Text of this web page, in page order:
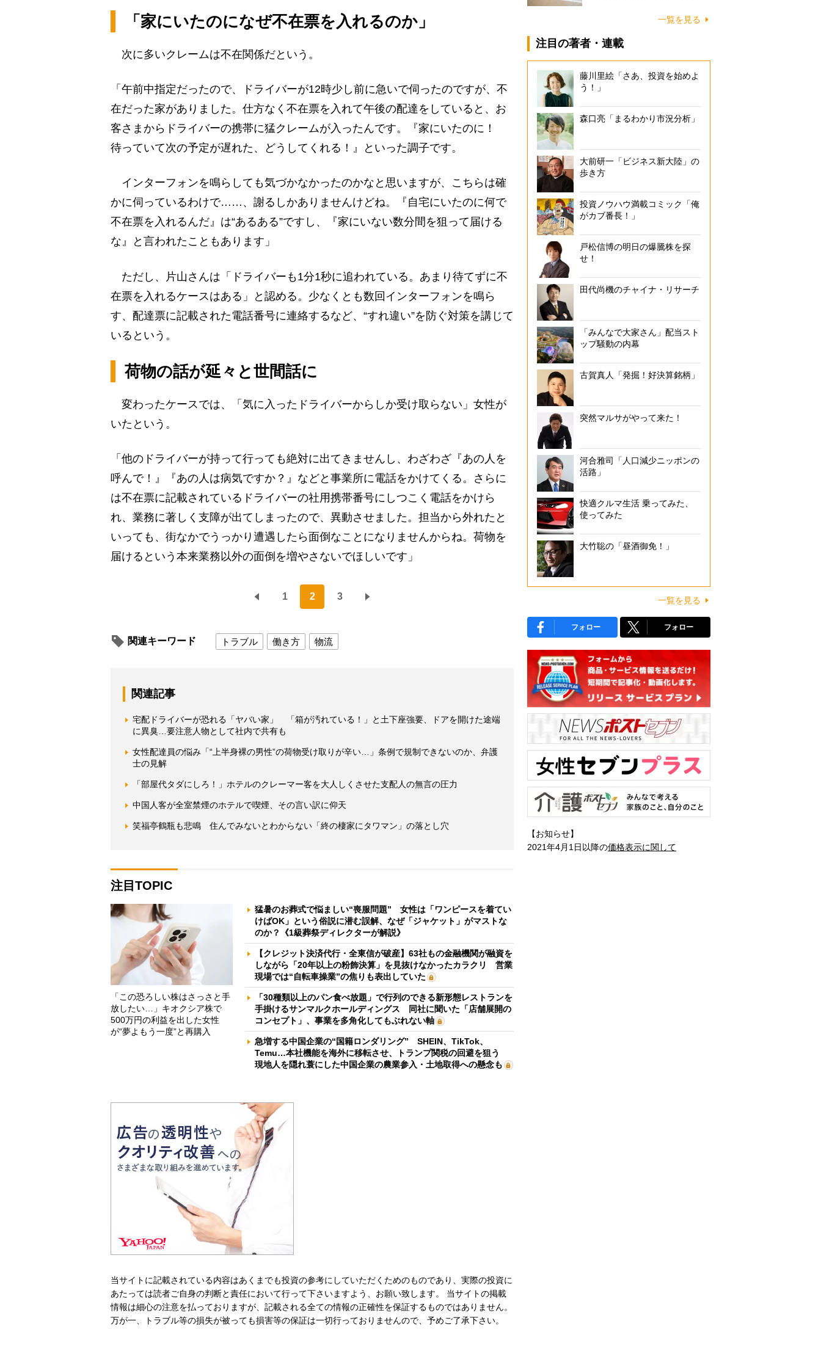
「家にいたのになぜ不在票を入れるのか」
次に多いクレームは不在関係だという。
「午前中指定だったので、ドライバーが12時少し前に急いで伺ったのですが、不
在だった家がありました。仕方なく不在票を入れて午後の配達をしていると、お
客さまからドライバーの携帯に猛クレームが入ったんです。『家にいたのに！
待っていて次の予定が遅れた、どうしてくれる！』といった調子です。
インターフォンを鳴らしても気づかなかったのかなと思いますが、こちらは確
かに伺っているわけで……、謝るしかありませんけどね。『自宅にいたのに何で
不在票を入れるんだ』は“あるある”ですし、『家にいない数分間を狙って届ける
な』と言われたこともあります」
ただし、片山さんは「ドライバーも1分1秒に追われている。あまり待てずに不
在票を入れるケースはある」と認める。少なくとも数回インターフォンを鳴ら
す、配達票に記載された電話番号に連絡するなど、“すれ違い”を防ぐ対策を講じて
いるという。
荷物の話が延々と世間話に
変わったケースでは、「気に入ったドライバーからしか受け取らない」女性が
いたという。
「他のドライバーが持って行っても絶対に出てきませんし、わざわざ『あの人を
呼んで！』『あの人は病気ですか？』などと事業所に電話をかけてくる。さらに
は不在票に記載されているドライバーの社用携帯番号にしつこく電話をかけら
れ、業務に著しく支障が出てしまったので、異動させました。担当から外れたと
いっても、街なかでうっかり遭遇したら面倒なことになりませんからね。荷物を
届けるという本来業務以外の面倒を増やさないでほしいです」
1 2 3
関連キーワード トラブル 働き方 物流
関連記事
宅配ドライバーが恐れる「ヤバい家」 「箱が汚れている！」と土下座強要、ドアを開けた途端
に異臭…要注意人物として社内で共有も
女性配達員の悩み「“上半身裸の男性”の荷物受け取りが辛い…」条例で規制できないのか、弁護
士の見解
「部屋代タダにしろ！」ホテルのクレーマー客を大人しくさせた支配人の無言の圧力
中国人客が全室禁煙のホテルで喫煙、その言い訳に仰天
笑福亭鶴瓶も悲鳴 住んでみないとわからない「終の棲家にタワマン」の落とし穴
注目TOPIC
「この恐ろしい株はさっさと手
放したい…」キオクシア株で
500万円の利益を出した女性
が“夢よもう一度”と再購入
猛暑のお葬式で悩ましい“喪服問題” 女性は「ワンピースを着てい
けばOK」という俗説に潜む誤解、なぜ「ジャケット」がマストな
のか？《1級葬祭ディレクターが解説》
【クレジット決済代行・全東信が破産】63社もの金融機関が融資を
しながら「20年以上の粉飾決算」を見抜けなかったカラクリ 営業
現場では“自転車操業”の焦りも表出していた
「30種類以上のパン食べ放題」で行列のできる新形態レストランを
手掛けるサンマルクホールディングス 同社に聞いた「店舗展開の
コンセプト」、事業を多角化してもぶれない軸
急増する中国企業の“国籍ロンダリング” SHEIN、TikTok、
Temu…本社機能を海外に移転させ、トランプ関税の回避を狙う
現地人を隠れ蓑にした中国企業の農業参入・土地取得への懸念も
当サイトに記載されている内容はあくまでも投資の参考にしていただくためのものであり、実際の投資に
あたっては読者ご自身の判断と責任において行って下さいますよう、お願い致します。 当サイトの掲載
情報は細心の注意を払っておりますが、記載される全ての情報の正確性を保証するものではありません。
万が一、トラブル等の損失が被っても損害等の保証は一切行っておりませんので、予めご了承下さい。
一覧を見る
注目の著者・連載
藤川里絵「さあ、投資を始めよ
う！」
森口亮「まるわかり市況分析」
大前研一「ビジネス新大陸」の
歩き方
投資ノウハウ満載コミック「俺
がカブ番長！」
戸松信博の明日の爆騰株を探
せ！
田代尚機のチャイナ・リサーチ
「みんなで大家さん」配当スト
ップ騒動の内幕
古賀真人「発掘！好決算銘柄」
突然マルサがやって来た！
河合雅司「人口減少ニッポンの
活路」
快適クルマ生活 乗ってみた、
使ってみた
大竹聡の「昼酒御免！」
一覧を見る
フォロー フォロー
【お知らせ】
2021年4月1日以降の価格表示に関して